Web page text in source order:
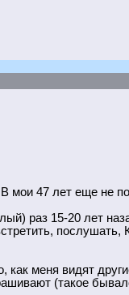
47 лет еще не
раз 15-20 лет
как меня видят
(такое